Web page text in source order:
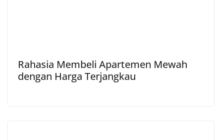
Rahasia Membeli Apartemen Mewah
dengan Harga Terjangkau